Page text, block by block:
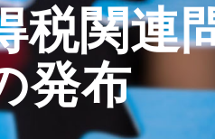
税関連
発布